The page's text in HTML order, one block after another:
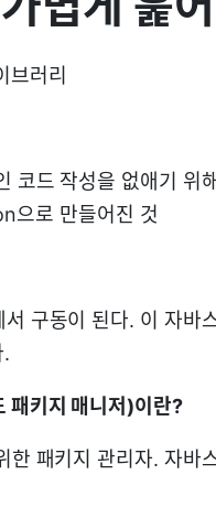
브러리
코드 작성을 없애기 위
으로 만들어진 것
구동이 된다. 이 자바
키지 매니저)이란?
한 패키지 관리자. 자